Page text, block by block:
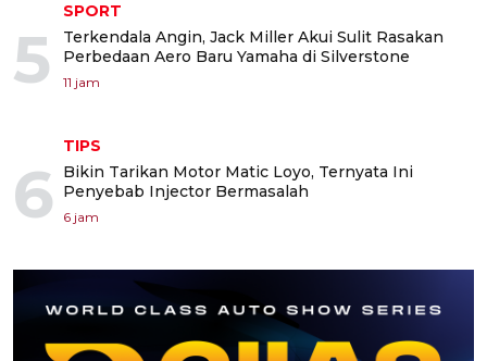
5
SPORT
Terkendala Angin, Jack Miller Akui Sulit Rasakan
Perbedaan Aero Baru Yamaha di Silverstone
11 jam
6
TIPS
Bikin Tarikan Motor Matic Loyo, Ternyata Ini
Penyebab Injector Bermasalah
6 jam